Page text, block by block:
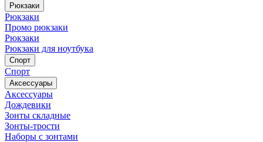
Рюкзаки
Рюкзаки
Промо рюкзаки
Рюкзаки
Рюкзаки для ноутбука
Спорт
Спорт
Аксессуары
Аксессуары
Дождевики
Зонты складные
Зонты-трости
Наборы с зонтами